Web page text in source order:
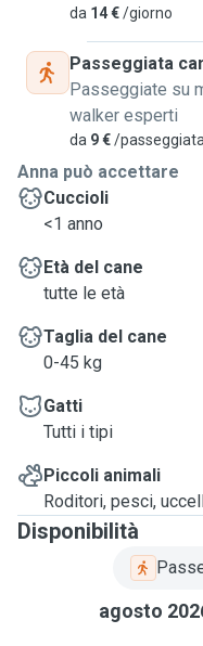
da 14 €/giorno
Passeggiata
Passeggiate su
walker esperti
da 9 €/
Anna può accettare
Cuccioli
<1 anno
Età del cane
tutte le età
Taglia del cane
0-45 kg
Gatti
Tutti i tipi
Piccoli animali
Roditori, pesci,
Disponibilità
agosto